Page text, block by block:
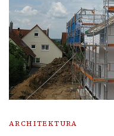
ARCHITEKTURA